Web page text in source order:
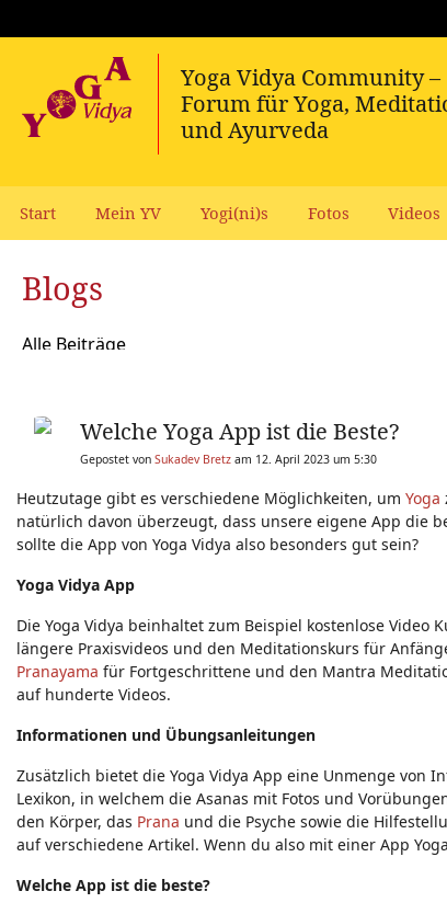
Start Mein YV Yogi(ni)s Fotos Videos
Blogs
Alle Beiträge
Welche Yoga App ist die Beste?
Gepostet von Sukadev Bretz am 12. April 2023 um 5:30
Heutzutage gibt es verschiedene Möglichkeiten, um Yoga
natürlich davon überzeugt, dass unsere eigene App die
sollte die App von Yoga Vidya also besonders gut sein?
Yoga Vidya App
Die Yoga Vidya beinhaltet zum Beispiel kostenlose Video
längere Praxisvideos und den Meditationskurs für
Pranayama für Fortgeschrittene und den Mantra
auf hunderte Videos.
Informationen und Übungsanleitungen
Zusätzlich bietet die Yoga Vidya App eine Unmenge
Lexikon, in welchem die Asanas mit Fotos und
den Körper, das Prana und die Psyche sowie die
auf verschiedene Artikel. Wenn du also mit einer App
Welche App ist die beste?